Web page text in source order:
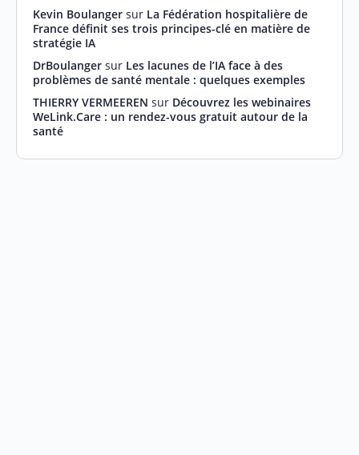
Kevin Boulanger sur La Fédération hospitalière de
France définit ses trois principes-clé en matière de
stratégie IA
DrBoulanger sur Les lacunes de l’IA face à des
problèmes de santé mentale : quelques exemples
THIERRY VERMEEREN sur Découvrez les webinaires
WeLink.Care : un rendez-vous gratuit autour de la
santé